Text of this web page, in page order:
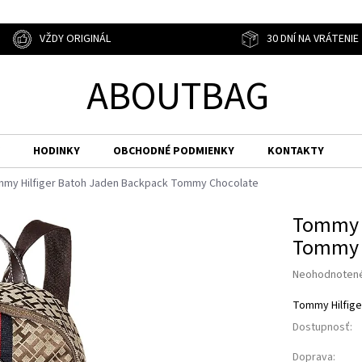
VŽDY ORIGINÁL 30 DNÍ NA VRÁTENIE
ABOUTBAG
HODINKY OBCHODNÉ PODMIENKY
KONTAKTY
Hilfiger Batoh Jaden Backpack Tommy Chocolate
Priemerné
produktu
je
0,0
z
Tommy
Dostupnosť:
Doprava: